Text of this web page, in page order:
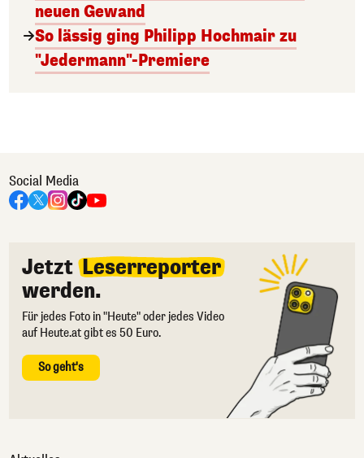
neuen Gewand
So lässig ging Philipp Hochmair zu
"Jedermann"-Premiere
Social Media
Jetzt Leserreporter
werden.
Für jedes Foto in "Heute" oder jedes Video
auf Heute.at gibt es 50 Euro.
So geht's